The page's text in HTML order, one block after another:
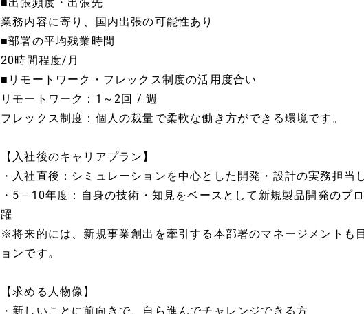
業務内容に寄り、国内出張の可能性あり
■部署の平均残業時間
20時間程度/月
■リモートワーク・フレックス制度の活用度合い
リモートワーク：1～2回 / 週
フレックス制度：個人の裁量で柔軟な働き方ができる環境です。
【入社後のキャリアプラン】
・入社直後：シミュレーションを中心とした開発・設計の実務担当
・5－10年度：自身の技術・知見をベースとして新規製品開発のプ
躍
※将来的には、新規事業創出を牽引する本部署のマネージメントも
ョンです。
【求める人物像】
・新しいことに前向きで、自ら進んでチャレンジできる方